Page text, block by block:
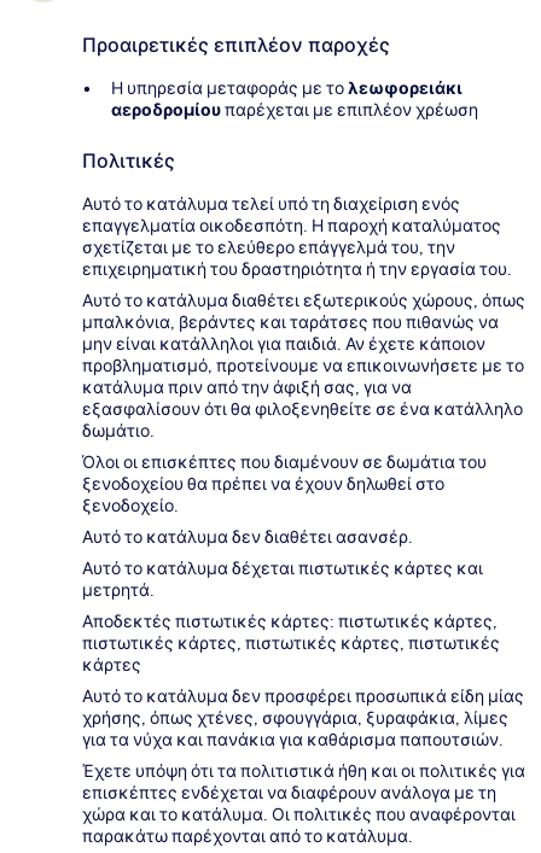
Προαιρετικές επιπλέον παροχές
Η υπηρεσία μεταφοράς με τολεωφορειάκι
αεροδρομίουπαρέχεται με επιπλέον χρέωση
Πολιτικές
Αυτό το κατάλυμα τελεί υπό τη διαχείριση ενός
επαγγελματία οικοδεσπότη. Η παροχή καταλύματος
σχετίζεται με το ελεύθερο επάγγελμά του, την
επιχειρηματική του δραστηριότητα ή την εργασία του.
Αυτό το κατάλυμα διαθέτει εξωτερικούς χώρους, όπως
μπαλκόνια, βεράντες και ταράτσες που πιθανώς να
μην είναι κατάλληλοι για παιδιά. Αν έχετε κάποιον
προβληματισμό, προτείνουμε να επικοινωνήσετε με το
κατάλυμα πριν από την άφιξή σας, για να
εξασφαλίσουν ότι θα φιλοξενηθείτε σε ένα κατάλληλο
δωμάτιο.
Όλοι οι επισκέπτες που διαμένουν σε δωμάτια του
ξενοδοχείου θα πρέπει να έχουν δηλωθεί στο
ξενοδοχείο.
Αυτό το κατάλυμα δεν διαθέτει ασανσέρ.
Αυτό το κατάλυμα δέχεται πιστωτικές κάρτες και
μετρητά.
Αποδεκτές πιστωτικές κάρτες: πιστωτικές κάρτες,
πιστωτικές κάρτες, πιστωτικές κάρτες, πιστωτικές
κάρτες
Αυτό το κατάλυμα δεν προσφέρει προσωπικά είδη μίας
χρήσης, όπως χτένες, σφουγγάρια, ξυραφάκια, λίμες
για τα νύχα και πανάκια για καθάρισμα παπουτσιών.
Έχετε υπόψη ότι τα πολιτιστικά ήθη και οι πολιτικές για
επισκέπτες ενδέχεται να διαφέρουν ανάλογα με τη
χώρα και το κατάλυμα. Οι πολιτικές που αναφέρονται
παρακάτω παρέχονται από το κατάλυμα.